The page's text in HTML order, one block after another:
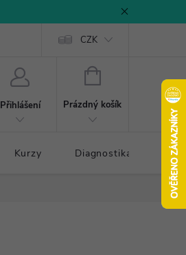
CZK
Přihlášení
NÁKUPNÍ
Prázdný košík
Kurzy Diagnostika došlapu